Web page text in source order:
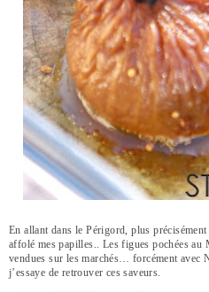
En allant dans le Périgord, plus
affolé mes papilles.. Les figues pochées
vendues sur les marchés… forcément avec
j’essaye de retrouver ces saveurs.